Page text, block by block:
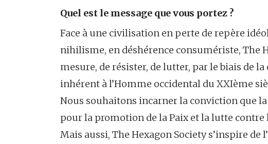
Quel est le message que vous portez ?
Face à une civilisation en perte de repère
nihilisme, en déshérence consumériste, The
mesure, de résister, de lutter, par le biais de
inhérent à l’Homme occidental du XXIème
Nous souhaitons incarner la conviction que
pour la promotion de la Paix et la lutte contre
Mais aussi, The Hexagon Society s’inspire